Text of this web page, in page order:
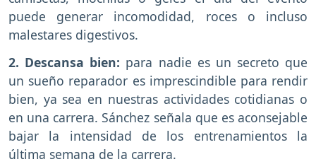
puede generar incomodidad, roces o incluso
malestares digestivos.
2. Descansa bien: para nadie es un secreto que
un sueño reparador es imprescindible para rendir
bien, ya sea en nuestras actividades cotidianas o
en una carrera. Sánchez señala que es aconsejable
bajar la intensidad de los entrenamientos la
última semana de la carrera.